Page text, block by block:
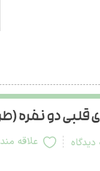
دو نفره
علاقه